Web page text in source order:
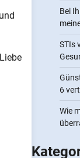
Bei
STIs
6
Wie